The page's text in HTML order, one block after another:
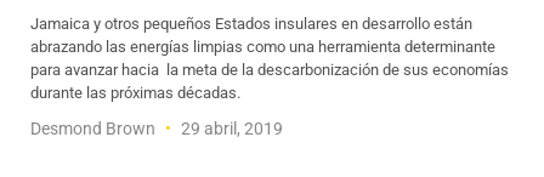
Jamaica y otros pequeños Estados insulares en desarrollo están
abrazando las energías limpias como una herramienta determinante
para avanzar hacia la meta de la descarbonización de sus economías
durante las próximas décadas.
Desmond Brown 29 abril, 2019